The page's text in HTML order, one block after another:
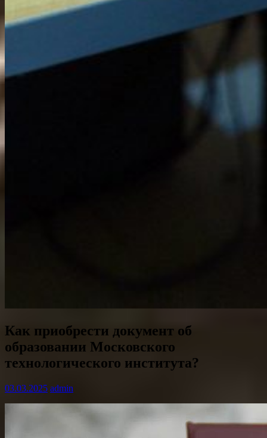
Как приобрести документ об
образовании Московского
технологического института?
03.03.2025 admin